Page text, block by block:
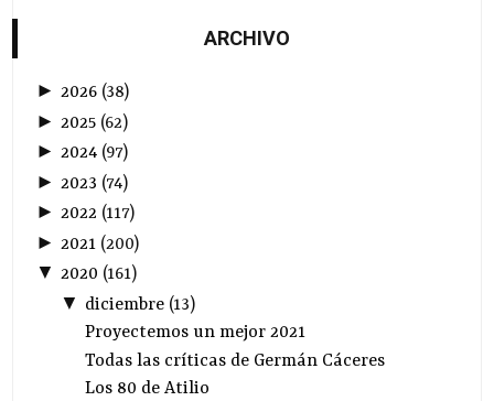
ARCHIVO
►2026 (38)
► 2025 (62)
►2024 (97)
► 2023 (74)
►2022 (117)
► 2021 (200)
▼2020 (161)
▼ diciembre(13)
Proyectemos un mejor 2021
Todas las críticas de Germán Cáceres
Los 80 de Atilio